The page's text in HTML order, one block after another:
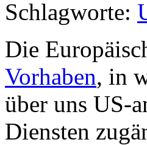
Schlagworte:
Die
Vorhaben, in
über uns US-
Diensten